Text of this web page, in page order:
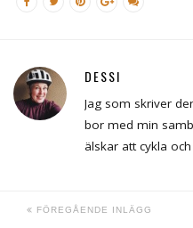
DESSI
Jag som skriver
bor med min
älskar att cykla
FÖREGÅENDE INLÄGG